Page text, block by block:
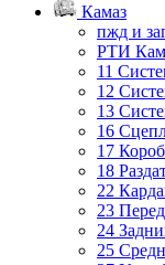
Камаз
пжд и
РТИ
11
12
13
16
17
18
22
23
24
25